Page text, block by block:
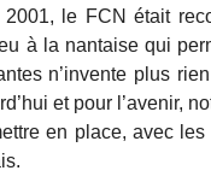
2001, le FCN était
à la nantaise qui
n’invente plus
et pour l’avenir,
en place, avec